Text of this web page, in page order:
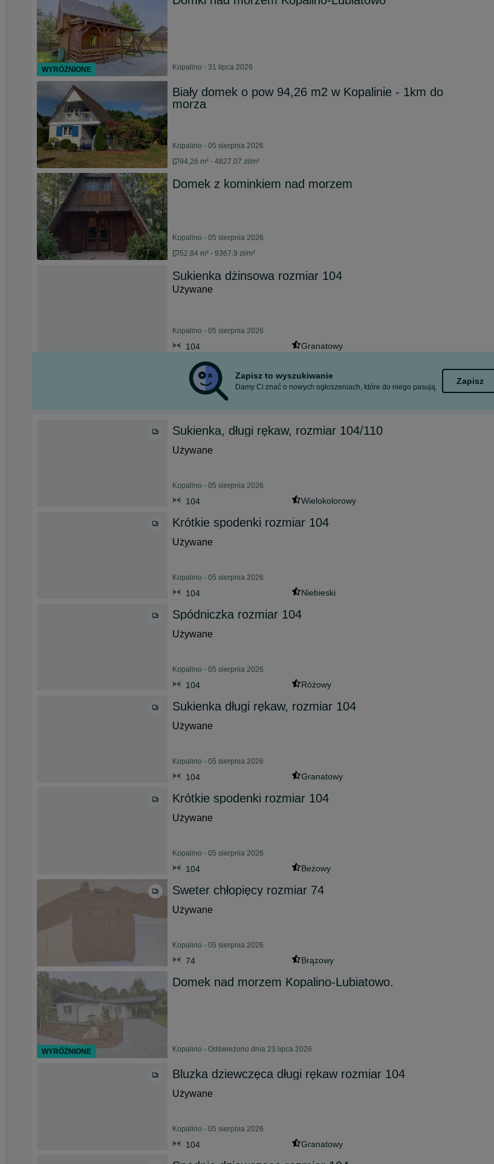
Kopalino - 31 lipca 2026
Biały domek o pow 94,26 m2 w Kopalinie - 1km do
morza
Kopalino - 05 sierpnia 2026
94,26 m² - 4827.07 zł/m²
Domek z kominkiem nad morzem
Kopalino - 05 sierpnia 2026
52,84 m² - 9367.9 zł/m²
Sukienka dżinsowa rozmiar 104
Używane
Kopalino - 05 sierpnia 2026
104 Granatowy
Zapisz to wyszukiwanie
Damy Ci znać o nowych ogłoszeniach, które do niego pasują.
Zapisz
Sukienka, długi rękaw, rozmiar 104/110
Używane
Kopalino - 05 sierpnia 2026
104 Wielokolorowy
Krótkie spodenki rozmiar 104
Używane
Kopalino - 05 sierpnia 2026
104 Niebieski
Spódniczka rozmiar 104
Używane
Kopalino - 05 sierpnia 2026
104 Różowy
Sukienka długi rękaw, rozmiar 104
Używane
Kopalino - 05 sierpnia 2026
104 Granatowy
Krótkie spodenki rozmiar 104
Używane
Kopalino - 05 sierpnia 2026
104 Beżowy
Sweter chłopięcy rozmiar 74
Używane
Kopalino - 05 sierpnia 2026
74 Brązowy
Domek nad morzem Kopalino-Lubiatowo.
Kopalino - Odświeżono dnia 23 lipca 2026
Bluzka dziewczęca długi rękaw rozmiar 104
Używane
Kopalino - 05 sierpnia 2026
104 Granatowy
WYRÓŻNIONE
WYRÓŻNIONE